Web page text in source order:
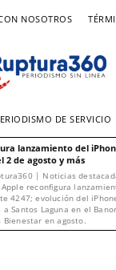
NOSOTROS
DE SERVICIO
lanzamiento del
2 de agosto y más
| Noticias
reconfigura
4247; evolución del
a Santos Laguna en el
Bienestar en agosto.